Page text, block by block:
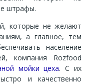
штрафы.
которые не желают
а главное, тем
население
компания Rozfood
мойки цеха. С их
и качественно